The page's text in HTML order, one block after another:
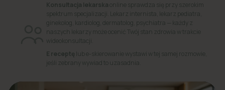
Konsultacja lekarskaonline sprawdza się przy szerokim
spektrum specjalizacji. Lekarz internista, lekarz pediatra,
ginekolog, kardiolog, dermatolog, psychiatra — każdy z
naszych lekarzy może ocenić Twój stan zdrowia w trakcie
wideokonsultacji.
E receptę lub e-skierowanie wystawi w tej samej rozmowie,
jeśli zebrany wywiad to uzasadnia.